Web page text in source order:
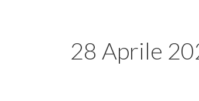
28 Aprile